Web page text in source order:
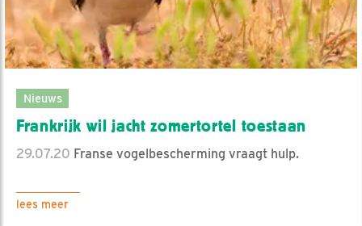
Nieuws
Frankrijk wil jacht zomertortel toestaan
29.07.20 Franse vogelbescherming vraagt hulp.
lees meer